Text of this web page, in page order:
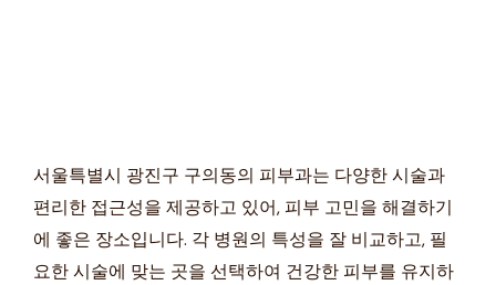
서울특별시 광진구 구의동의 피부과는 다양한 시술과
편리한 접근성을 제공하고 있어, 피부 고민을 해결하기
에 좋은 장소입니다. 각 병원의 특성을 잘 비교하고, 필
요한 시술에 맞는 곳을 선택하여 건강한 피부를 유지하